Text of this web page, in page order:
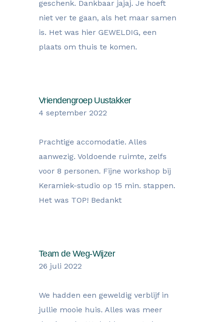
geschenk. Dankbaar jajaj. Je hoeft
niet ver te gaan, als het maar samen
is. Het was hier GEWELDIG, een
plaats om thuis te komen.
Vriendengroep Uustakker
4 september 2022
Prachtige accomodatie. Alles
aanwezig. Voldoende ruimte, zelfs
voor 8 personen. Fijne workshop bij
Keramiek-studio op 15 min. stappen.
Het was TOP! Bedankt
Team de Weg-Wijzer
26 juli 2022
We hadden een geweldig verblijf in
jullie mooie huis. Alles was meer